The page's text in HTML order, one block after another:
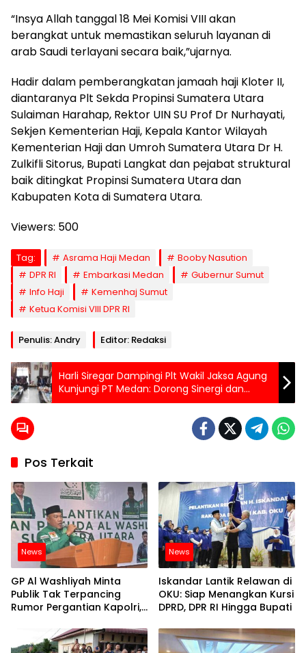
“Insya Allah tanggal 18 Mei Komisi VIII akan
berangkat untuk memastikan seluruh layanan di
arab Saudi terlayani secara baik,”ujarnya.
Hadir dalam pemberangkatan jamaah haji Kloter II,
diantaranya Plt Sekda Propinsi Sumatera Utara
Sulaiman Harahap, Rektor UIN SU Prof Dr Nurhayati,
Sekjen Kementerian Haji, Kepala Kantor Wilayah
Kementerian Haji dan Umroh Sumatera Utara Dr H.
Zulkifli Sitorus, Bupati Langkat dan pejabat struktural
baik ditingkat Propinsi Sumatera Utara dan
Kabupaten Kota di Sumatera Utara.
Viewers: 500
Tag: Asrama Haji Medan
Booby Nasution
DPR RI
Embarkasi Medan
Gubernur Sumut
Info Haji
Kemenhaj Sumut
Ketua Komisi VIII DPR RI
Penulis: Andry Editor: Redaksi
Harli Siregar Dampingi Plt Wakil Jaksa Agung
Kunjungi PT Medan: Dorong Sinergi dan
Kolaborasi Penegakan Hukum
Pos Terkait
News
GP Al Washliyah Minta
Publik Tak Terpancing
Rumor Pergantian Kapolri,
News
Iskandar Lantik Relawan di
OKU: Siap Menangkan Kursi
DPRD, DPR RI Hingga Bupati